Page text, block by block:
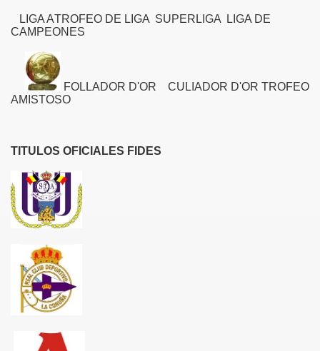
LIGA ATROFEO DE LIGA SUPERLIGA
LIGA DE
CAMPEONES
FOLLADOR D'OR CULIADOR D'OR TROFEO
AMISTOSO
TITULOS OFICIALES FIDES